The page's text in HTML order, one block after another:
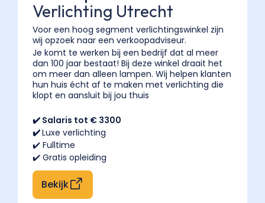
Verlichting Utrecht
Voor een hoog segment verlichtingswinkel zijn
wij opzoek naar een verkoopadviseur.
Je komt te werken bij een bedrijf dat al meer
dan 100 jaar bestaat! Bij deze winkel draait het
om meer dan alleen lampen. Wij helpen klanten
hun huis écht af te maken met verlichting die
klopt en aansluit bij jou thuis
✔️ Salaris tot € 3300
✔️Luxe verlichting
✔️ Fulltime
✔️ Gratis opleiding
Bekijk